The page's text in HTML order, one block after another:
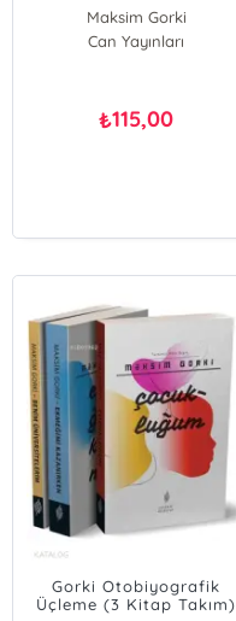
Maksim Gorki
Can Yayınları
₺115,00
Gorki Otobiyografik
Üçleme (3 Kitap Takım)